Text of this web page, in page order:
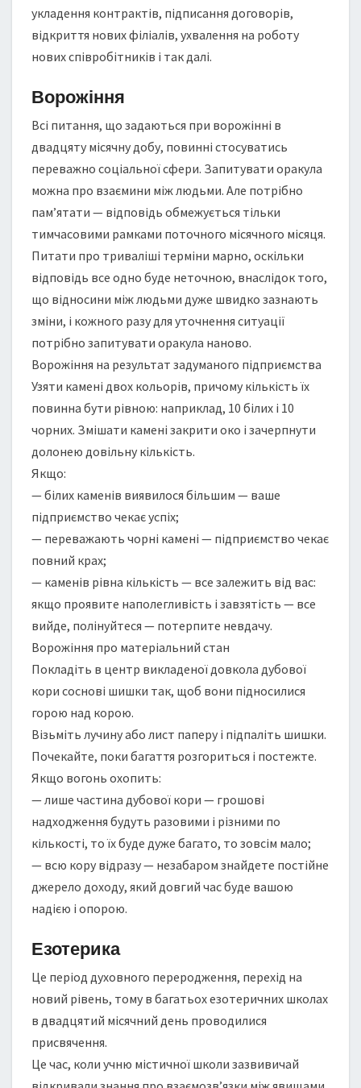
укладення контрактів, підписання договорів,
відкриття нових філіалів, ухвалення на роботу
нових співробітників і так далі.
Ворожіння
Всі питання, що задаються при ворожінні в
двадцяту місячну добу, повинні стосуватись
переважно соціальної сфери. Запитувати оракула
можна про взаємини між людьми. Але потрібно
пам’ятати — відповідь обмежується тільки
тимчасовими рамками поточного місячного місяця.
Питати про триваліші терміни марно, оскільки
відповідь все одно буде неточною, внаслідок того,
що відносини між людьми дуже швидко зазнають
зміни, і кожного разу для уточнення ситуації
потрібно запитувати оракула наново.
Ворожіння на результат задуманого підприємства
Узяти камені двох кольорів, причому кількість їх
повинна бути рівною: наприклад, 10 білих і 10
чорних. Змішати камені закрити око і зачерпнути
долонею довільну кількість.
Якщо:
— білих каменів виявилося більшим — ваше
підприємство чекає успіх;
— переважають чорні камені — підприємство чекає
повний крах;
— каменів рівна кількість — все залежить від вас:
якщо проявите наполегливість і завзятість — все
вийде, полінуйтеся — потерпите невдачу.
Ворожіння про матеріальний стан
Покладіть в центр викладеної довкола дубової
кори соснові шишки так, щоб вони підносилися
горою над корою.
Візьміть лучину або лист паперу і підпаліть шишки.
Почекайте, поки багаття розгориться і постежте.
Якщо вогонь охопить:
— лише частина дубової кори — грошові
надходження будуть разовими і різними по
кількості, то їх буде дуже багато, то зовсім мало;
— всю кору відразу — незабаром знайдете постійне
джерело доходу, який довгий час буде вашою
надією і опорою.
Езотерика
Це період духовного переродження, перехід на
новий рівень, тому в багатьох езотеричних школах
в двадцятий місячний день проводилися
присвячення.
Це час, коли учню містичної школи зазвивичай